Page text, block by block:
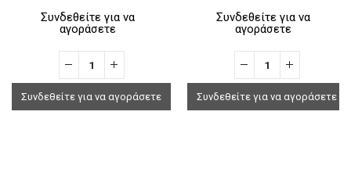
Συνδεθείτε για να
αγοράσετε
Συνδεθείτε για να αγοράσετε
Συνδεθείτε για να
αγοράσετε
Συνδεθείτε για να αγοράσετε